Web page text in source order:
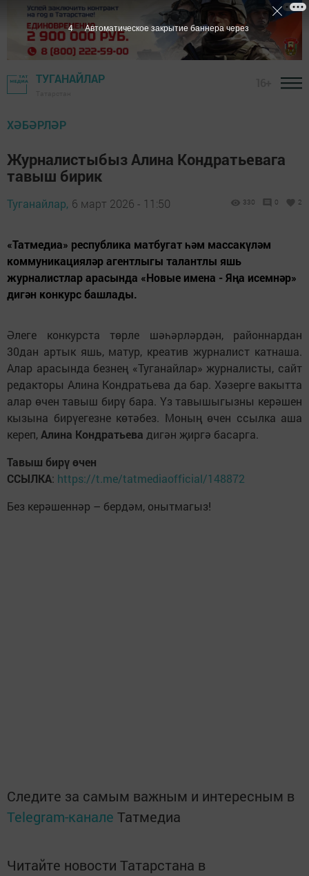
ТУГАНАЙЛАР
ХӘБӘРЛӘР
Журналистыбыз Алина Кондратьевага
тавыш бирик
Туганайлар, 6 март 2026 - 11:50 330 0 2
«Татмедиа» республика матбугат һәм массакүләм
коммуникацияләр агентлыгы талантлы яшь
журналистлар арасында «Новые имена - Яңа исемнәр»
дигән конкурс башлады.
Әлеге конкурста төрле шәһәрләрдән, районнардан
30дан артык яшь, матур, креатив журналист катнаша.
Алар арасында безнең «Туганайлар» журналисты, сайт
редакторы Алина Кондратьева да бар. Хәзерге вакытта
алар өчен тавыш бирү бара. Үз тавышыгызны керәшен
кызына бирүегезне көтәбез. Моның өчен ссылка аша
кереп,Алина Кондратьева дигән җиргә басарга.
Тавыш бирү өчен
ССЫЛКА: https://t.me/tatmediaofficial/148872
Без керәшеннәр – бердәм, онытмагыз!
Следите за самым важным и интересным в
Telegram-канале Татмедиа
Читайте новости Татарстана в
3 Автоматическое закрытие баннера через